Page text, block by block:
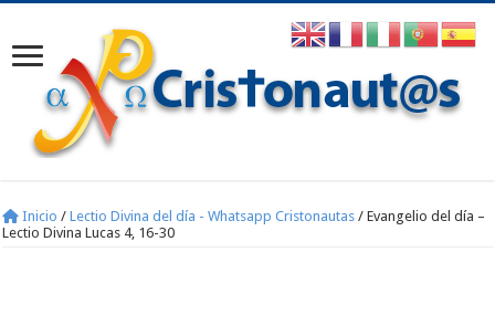
Inicio / Lectio Divina del día - Whatsapp Cristonautas / Evangelio del día –
Lectio Divina Lucas 4, 16-30